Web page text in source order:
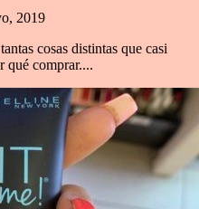
2019
cosas distintas que casi
qué comprar....